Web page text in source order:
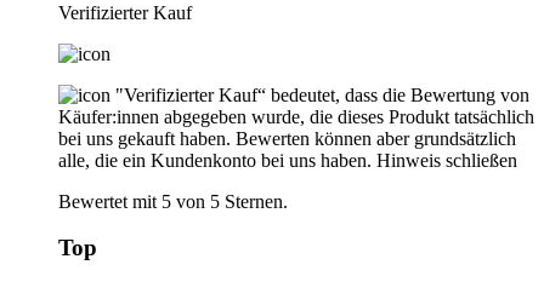
Verifizierter Kauf
"Verifizierter Kauf“ bedeutet, dass die Bewertung von
Käufer:innen abgegeben wurde, die dieses Produkt tatsächlich
bei uns gekauft haben. Bewerten können aber grundsätzlich
alle, die ein Kundenkonto bei uns haben. Hinweis schließen
Bewertet mit 5 von 5 Sternen.
Top